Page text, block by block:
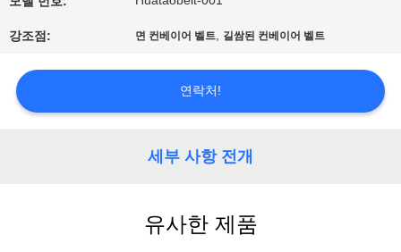
여
행
강조점: 면 컨베이어 벨트, 길쌈된 컨베이어 벨트
연락처!
세부 사항 전개
유사한 제품